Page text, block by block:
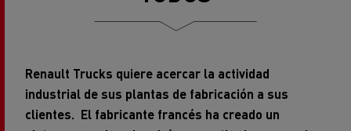
clientes. El fabricante francés ha creado un
sistema por el cual podrá compartir el proceso de
fabricación de sus camiones y ofrece en su web el